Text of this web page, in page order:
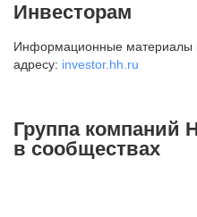
внутригородская территория
Муниципальный округ
2-я Брестская ул., д. 48,
+7 495 980-64-27
Инвесторам
Информационные материалы
адресу: investor.hh.ru
Группа компаний
в сообществах